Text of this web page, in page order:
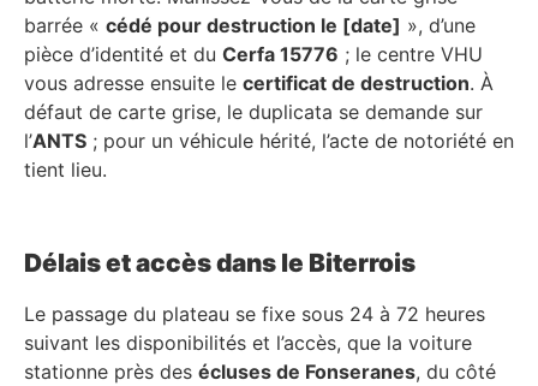
barrée « cédé pour destruction le [date] », d’une
pièce d’identité et du Cerfa 15776 ; le centre VHU
vous adresse ensuite le certificat de destruction. À
défaut de carte grise, le duplicata se demande sur
l’ANTS ; pour un véhicule hérité, l’acte de notoriété en
tient lieu.
Délais et accès dans le Biterrois
Le passage du plateau se fixe sous 24 à 72 heures
suivant les disponibilités et l’accès, que la voiture
stationne près des écluses de Fonseranes, du côté